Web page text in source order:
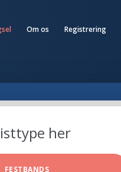
Om os Registrering
her
FESTBANDS